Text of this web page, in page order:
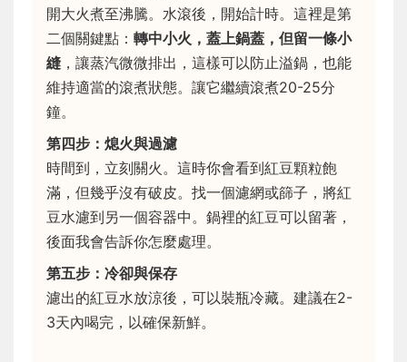
開大火煮至沸騰。水滾後，開始計時。這裡是第
二個關鍵點： 轉中小火，蓋上鍋蓋，但留一條小
縫 ，讓蒸汽微微排出，這樣可以防止溢鍋，也能
維持適當的滾煮狀態。讓它繼續滾煮20-25分
鐘。
第四步：熄火與過濾
時間到，立刻關火。這時你會看到紅豆顆粒飽
滿，但幾乎沒有破皮。找一個濾網或篩子，將紅
豆水濾到另一個容器中。鍋裡的紅豆可以留著，
後面我會告訴你怎麼處理。
第五步：冷卻與保存
濾出的紅豆水放涼後，可以裝瓶冷藏。建議在2-
3天內喝完，以確保新鮮。